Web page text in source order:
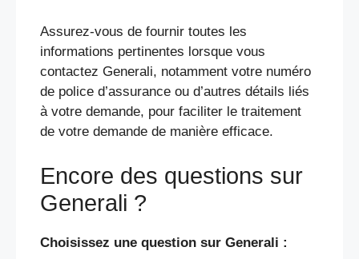
Assurez-vous de fournir toutes les
informations pertinentes lorsque vous
contactez Generali, notamment votre numéro
de police d’assurance ou d’autres détails liés
à votre demande, pour faciliter le traitement
de votre demande de manière efficace.
Encore des questions sur
Generali ?
Choisissez une question sur Generali :